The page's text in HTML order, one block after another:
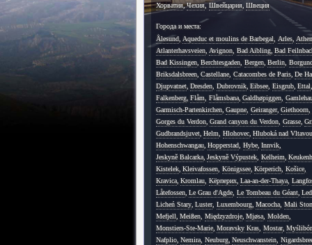
Хорватия, Чехия, Швейцария, Швеция
Города и места:
Ålesund, Aqueduc et moulins de Barbegal Arles,
Atlanterhavsveien, Avignon Bad Aibling, Bad
Bad Kissingen, Berchtesgaden Bergen, Berlin
Briksdalsbreen, Castellane, Catacombes de Paris, De
Djupvatnet, Dresden Dubrovnik, Eibsee, Eisgrub, Ettal
Falkenberg, Flåm, Flåmsbana, Galdhøpiggen
Garmisch-Partenkirchen, Gaupne, Geiranger, Giethoorn
Gorges du Verdon, Grand canyon du Verdon Grasse,
Gudbrandsjuvet, Helm, Hlohovec, Hluboká nad
Hohenschwangau, Hopperstad Hybe, Innvik
Jeskyně Balcarka, Jeskyně Výpustek Kelheim,
Kistelek, Kleivafossen Königssee, Körperich Košice,
Kravica, Kromlau Kёрперих, Laa-an-der-Thaya
Låtefossen, Le Grau d'Agde, Le Tombeau du Géant,
Licheń Stary, Luster, Luxembourg, Macocha Mali Ston
Mefjell, Meißen Międzyzdroje, Mjøsa Molden,
Monstiers-Ste-Marie, Moravsky Kras Mostar,
Nafplio, Nemira Neuburg, Neuschwanstein